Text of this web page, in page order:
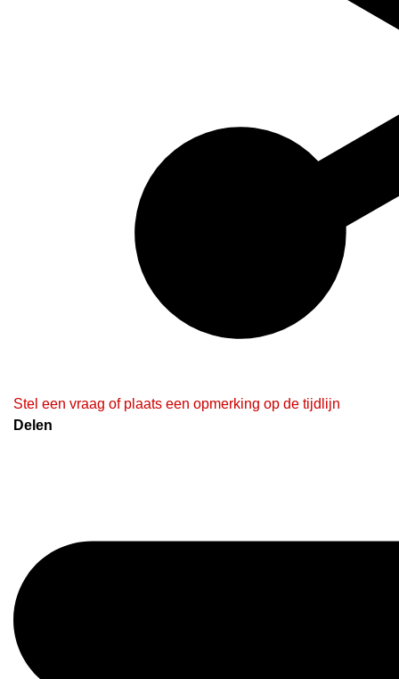
Stel een vraag of plaats een opmerking op de tijdlijn
Delen